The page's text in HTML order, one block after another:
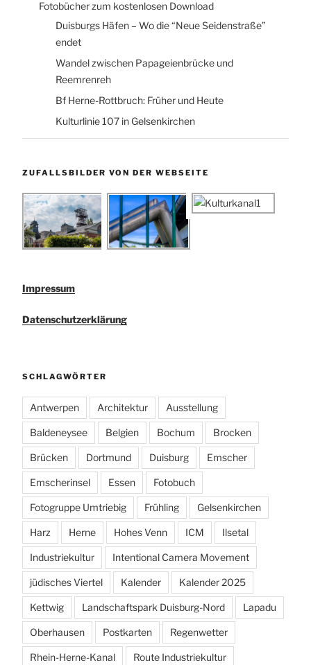
Fotobücher zum kostenlosen Download
Duisburgs Häfen – Wo die “Neue Seidenstraße”
endet
Wandel zwischen Papageienbrücke und
Reemrenreh
Bf Herne-Rottbruch: Früher und Heute
Kulturlinie 107 in Gelsenkirchen
ZUFALLSBILDER VON DER WEBSEITE
Impressum
Datenschutzerklärung
SCHLAGWÖRTER
Antwerpen Architektur Ausstellung
Baldeneysee Belgien Bochum Brocken
Brücken Dortmund Duisburg Emscher
Emscherinsel Essen Fotobuch
Fotogruppe Umtriebig Frühling Gelsenkirchen
Harz Herne Hohes Venn ICM Ilsetal
Industriekultur Intentional Camera Movement
jüdisches Viertel Kalender Kalender 2025
Kettwig Landschaftspark Duisburg-Nord Lapadu
Oberhausen Postkarten Regenwetter
Rhein-Herne-Kanal Route Industriekultur